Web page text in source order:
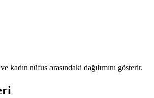
nüfus arasındaki dağılımını gösterir.